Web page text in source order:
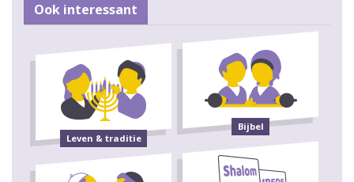
Ook interessant
Leven & traditie
Bijbel